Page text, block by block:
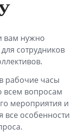
вам нужно
сотрудников
рабочие часы
всем вопросам
мероприятия и
все особенности